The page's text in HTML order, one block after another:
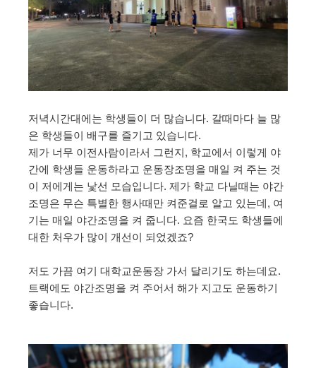
저녁시간대에는 학생들이 더 많습니다. 갈때마다 늘 많
은 학생들이 배구를 즐기고 있습니다.
제가 너무 이전사람이라서 그런지, 학교에서 이렇게 야
간에 학생들 운동하라고 운동장조명을 매일 켜 주는 것
이 저에게는 낯선 모습입니다. 제가 학교 다닐때는 야간
조명은 무슨 특별한 행사때만 켜준걸로 알고 있는데, 여
기는 매일 야간조명을 켜 줍니다. 요즘 한국도 학생들에
대한 처우가 많이 개선이 되었겠죠?
저도 가끔 여기 대학교운동장 가서 달리기도 하는데요.
트랙에도 야간조명을 켜 주어서 해가 지고도 운동하기
좋습니다.